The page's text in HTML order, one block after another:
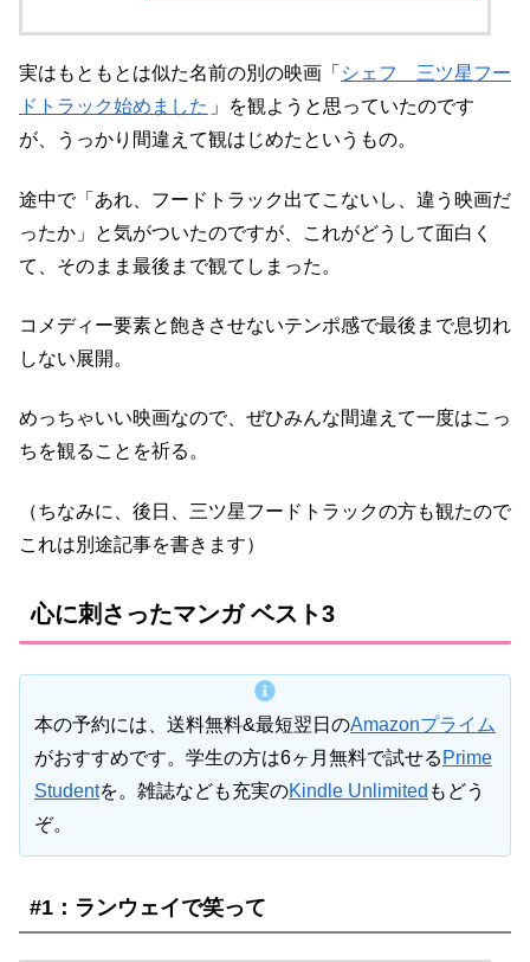
実はもともとは似た名前の別の映画「 シェフ 三ツ星フー
ドトラック始めました 」を観ようと思っていたのです
が、うっかり間違えて観はじめたというもの。
途中で「あれ、フードトラック出てこないし、違う映画だ
ったか」と気がついたのですが、これがどうして面白く
て、そのまま最後まで観てしまった。
コメディー要素と飽きさせないテンポ感で最後まで息切れ
しない展開。
めっちゃいい映画なので、ぜひみんな間違えて一度はこっ
ちを観ることを祈る。
（ちなみに、後日、三ツ星フードトラックの方も観たので
これは別途記事を書きます）
心に刺さったマンガ ベスト3
本の予約には、送料無料&最短翌日のAmazonプライム
がおすすめです。学生の方は6ヶ月無料で試せる Prime
Studentを。雑誌なども充実のKindle Unlimited もどう
ぞ。
#1：ランウェイで笑って